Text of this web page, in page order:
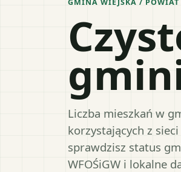
GMINA WIEJSKA / POWIAT
Liczba mieszkań w
korzystających z
sprawdzisz status
WFOŚiGW i lokalne